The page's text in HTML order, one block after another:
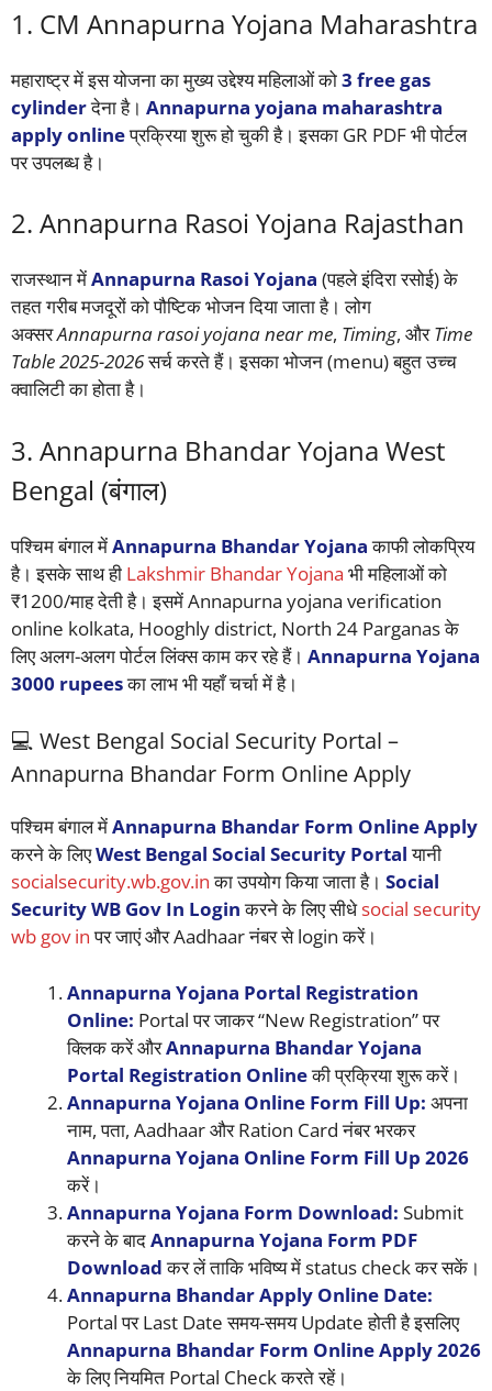
1. CM Annapurna Yojana Maharashtra
महाराष्ट्र में इस योजना का मुख्य उद्देश्य महिलाओं को3 free gas
cylinderदेना है। Annapurna yojana maharashtra
apply onlineप्रक्रिया शुरू हो चुकी है। इसका GR PDF भी पोर्टल
पर उपलब्ध है।
2. Annapurna Rasoi Yojana Rajasthan
राजस्थान मेंAnnapurna Rasoi Yojana (पहले इंदिरा रसोई) के
तहत गरीब मजदूरों को पौष्टिक भोजन दिया जाता है। लोग
अक्सरAnnapurna rasoi yojana near me, Timing, औरTime
Table 2025-2026सर्च करते हैं। इसका भोजन (menu) बहुत उच्च
क्वालिटी का होता है।
3. Annapurna Bhandar Yojana West
Bengal (बंगाल)
पश्चिम बंगाल मेंAnnapurna Bhandar Yojanaकाफी लोकप्रिय
है। इसके साथ ही Lakshmir Bhandar Yojana भी महिलाओं को
₹1200/माह देती है। इसमें Annapurna yojana verification
online kolkata, Hooghly district, North 24 Parganas के
लिए अलग-अलग पोर्टल लिंक्स काम कर रहे हैं। Annapurna Yojana
3000 rupeesका लाभ भी यहाँ चर्चा में है।
💻 West Bengal Social Security Portal –
Annapurna Bhandar Form Online Apply
पश्चिम बंगाल मेंAnnapurna Bhandar Form Online Apply
करने के लिएWest Bengal Social Security Portalयानी
socialsecurity.wb.gov.inका उपयोग किया जाता है। Social
Security WB Gov In Loginकरने के लिए सीधेsocial security
wb gov inपर जाएं और Aadhaar नंबर से login करें।
Annapurna Yojana Portal Registration
Online: Portal पर जाकर “New Registration” पर
क्लिक करें औरAnnapurna Bhandar Yojana
Portal Registration Onlineकी प्रक्रिया शुरू करें।
Annapurna Yojana Online Form Fill Up: अपना
नाम, पता, Aadhaar और Ration Card नंबर भरकर
Annapurna Yojana Online Form Fill Up 2026
करें।
Annapurna Yojana Form Download: Submit
करने के बादAnnapurna Yojana Form PDF
Downloadकर लें ताकि भविष्य में status check कर सकें।
Annapurna Bhandar Apply Online Date:
Portal पर Last Date समय-समय Update होती है इसलिए
Annapurna Bhandar Form Online Apply 2026
के लिए नियमित Portal Check करते रहें।